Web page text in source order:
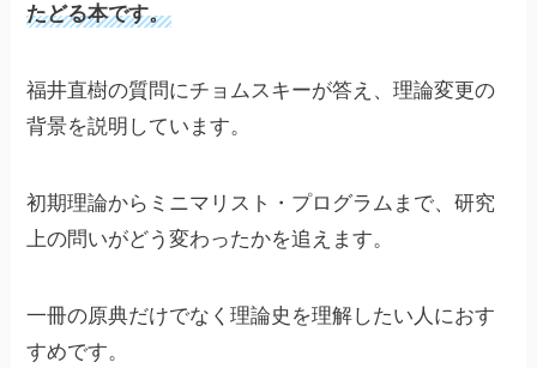
たどる本です。
福井直樹の質問にチョムスキーが答え、理論変更の
背景を説明しています。
初期理論からミニマリスト・プログラムまで、研究
上の問いがどう変わったかを追えます。
一冊の原典だけでなく理論史を理解したい人におす
すめです。